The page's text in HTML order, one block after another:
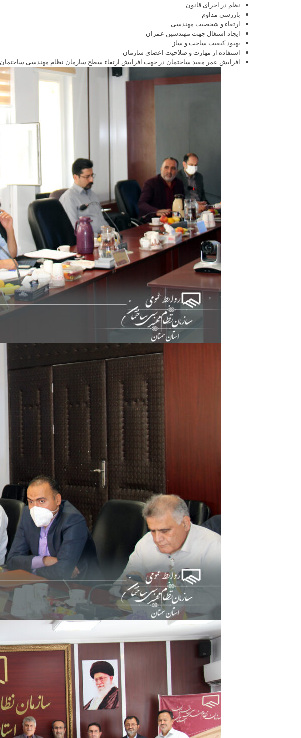
نظم در اجرای قانون
بازرسی مداوم
ارتقاء و شخصیت مهندسی
ایجاد اشتغال جهت مهندسین عمران
بهبود کیفیت ساخت و ساز
استفاده از مهارت و صلاحیت اعضای سازمان
افزایش عمر مفید ساختمان در جهت افزایش ارتقاء سطح سازمان نظام مهندسی ساختمان